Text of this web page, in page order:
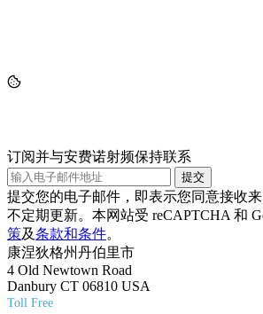
订阅并与安费诺射频保持联系
提交
提交您的电子邮件，即表示您同意接收来
不定期更新。本网站受 reCAPTCHA 和
策及条款和条件。
康涅狄格州丹伯里市
4 Old Newtown Road
Danbury CT 06810 USA
Toll Free